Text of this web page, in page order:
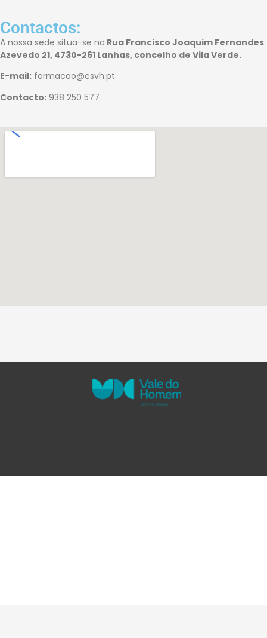
Contactos:
A nossa sede situa-se na Rua Francisco Joaquim Fernandes
Azevedo 21, 4730-261 Lanhas, concelho de Vila Verde.
E-mail: formacao@csvh.pt
Contacto: 938 250 577